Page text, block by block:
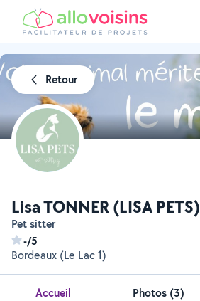
Retour
Lisa TONNER (LISA PETS)
Pet sitter
-/5
Bordeaux (Le Lac 1)
Accueil Photos (3)